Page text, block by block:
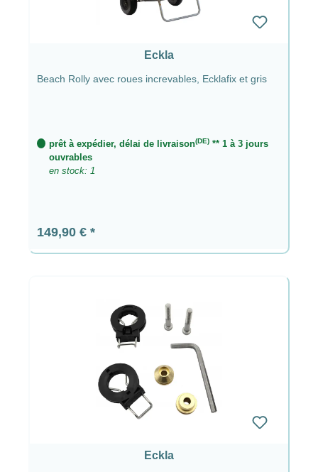
Eckla
Beach Rolly avec roues increvables, Ecklafix et gris
prêt à expédier, délai de livraison(DE) ** 1 à 3 jours
ouvrables
en stock: 1
Prix régulier :
149,90 €
Eckla